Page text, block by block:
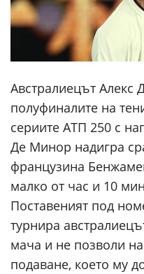
Австралиецът Алекс
полуфиналите на
сериите АТП 250 с
Де Минор надигра
французина
малко от час и 10
Поставеният под
турнира
мача и не позволи
подаване, което му